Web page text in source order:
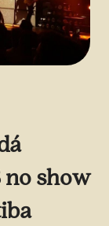
no show